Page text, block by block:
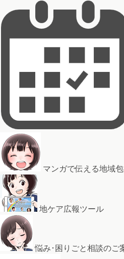
マンガで伝える地域
地ケア広報ツール
悩み･困りごと相談のご